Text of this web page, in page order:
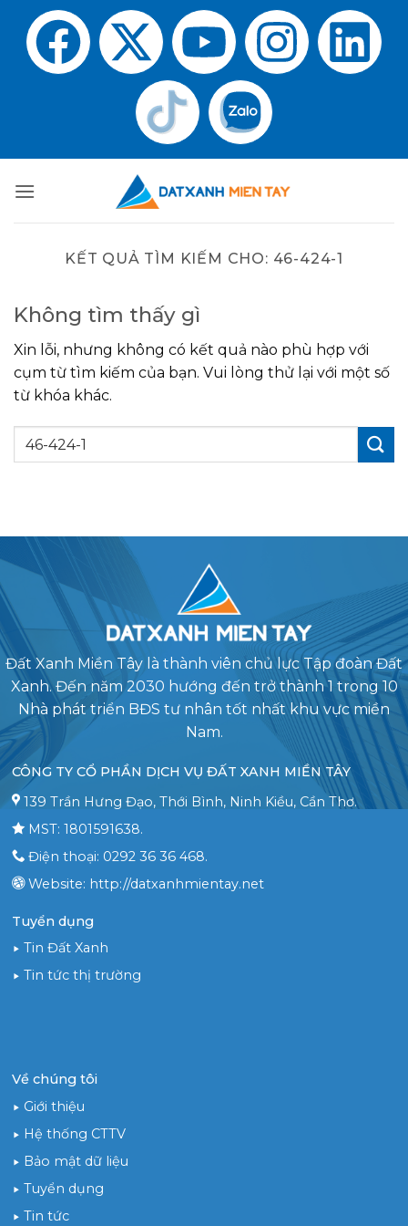
KẾT QUẢ TÌM KIẾM CHO: 46-424-1
Không tìm thấy gì
Xin lỗi, nhưng không có kết quả nào phù hợp với
cụm từ tìm kiếm của bạn. Vui lòng thử lại với một số
từ khóa khác.
Đất Xanh Miền Tây là thành viên chủ lực Tập đoàn Đất
Xanh. Đến năm 2030 hướng đến trở thành 1 trong 10
Nhà phát triển BĐS tư nhân tốt nhất khu vực miền
Nam.
CÔNG TY CỔ PHẦN DỊCH VỤ ĐẤT XANH MIỀN TÂY
139 Trần Hưng Đạo, Thới Bình, Ninh Kiều, Cần Thơ.
MST: 1801591638.
Điện thoại: 0292 36 36 468.
Website: http://datxanhmientay.net
Về chúng tôi
Giới thiệu
Hệ thống CTTV
Bảo mật dữ liệu
Tuyển dụng
Tin tức
Tuyển dụng
Tin Đất Xanh
Tin tức thị trường